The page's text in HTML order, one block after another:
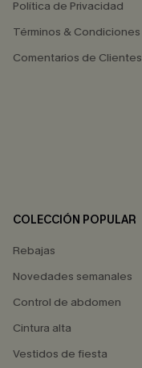
Política de Privacidad
Términos & Condiciones
Comentarios de Clientes
COLECCIÓN POPULAR
Rebajas
Novedades semanales
Control de abdomen
Cintura alta
Vestidos de fiesta